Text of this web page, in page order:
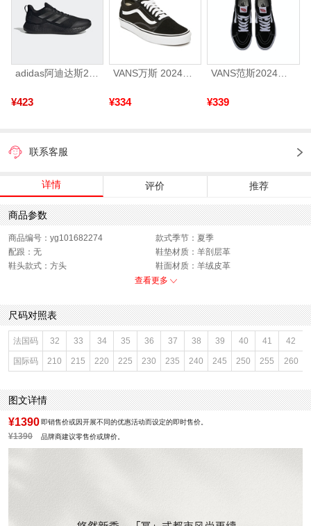
adidas阿迪达斯2025中性edge gamedaySPW FTW-跑步GW2499
¥423
VANS万斯 2024年新款中性OldSkool帆布鞋/硫化鞋VN000D3HY28（延续款）
¥334
VANS范斯2024中性SK8-HiCL帆布鞋/硫化鞋VN000D5IB8C
¥339
联系客服
详情 评价 推荐
商品参数
商品编号：yg101682274
款式季节：夏季
配跟：无
鞋垫材质：羊剖层革
鞋头款式：方头
鞋面材质：羊绒皮革
参考鞋长(女)：25.5CM
鞋跟形状：厚底
性别：女子
皮质特征：绒面皮
上市时间：2026年夏季
鞋底材质：IP射出底
参考鞋宽(女)：11CM
里料材质：猪皮革
色系：咖啡色
鞋类流行款式：凉拖鞋
风格：时尚潮流
查看更多
尺码对照表
法国码 32 33 34 35 36 37 38 39 40 41 42
国际码 210 215 220 225 230 235 240 245 250 255 260
图文详情
¥1390 即销售价或因开展不同的优惠活动而设定的即时售价。
¥1390 品牌商建议零售价或牌价。